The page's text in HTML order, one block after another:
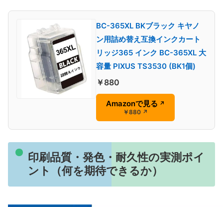
BC-365XL BKブラック キヤノ
ン用詰め替え互換インクカート
リッジ365 インク BC-365XL 大
容量 PIXUS TS3530 (BK1個)
￥880
Amazonで見る ↗
￥880 ↗
印刷品質・発色・耐久性の実測ポイ
ント（何を期待できるか）